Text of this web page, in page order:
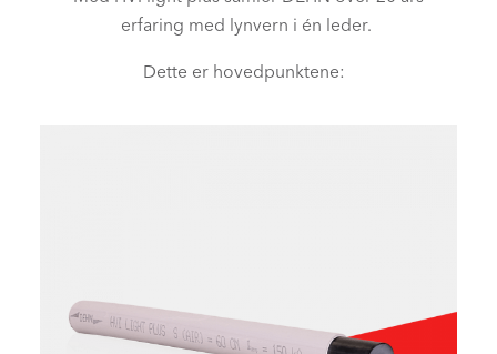
erfaring med lynvern i én leder.
Dette er hovedpunktene: